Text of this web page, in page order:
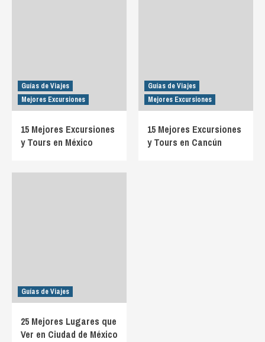
Guías de Viajes
Mejores Excursiones
15 Mejores Excursiones
y Tours en México
Guías de Viajes
Mejores Excursiones
15 Mejores Excursiones
y Tours en Cancún
Guías de Viajes
25 Mejores Lugares que
Ver en Ciudad de México